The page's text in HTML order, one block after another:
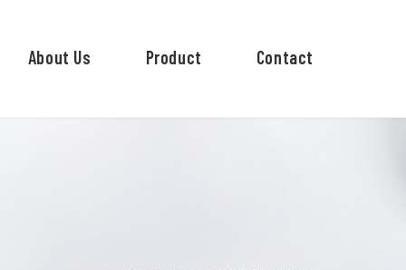
About Us Product Contact